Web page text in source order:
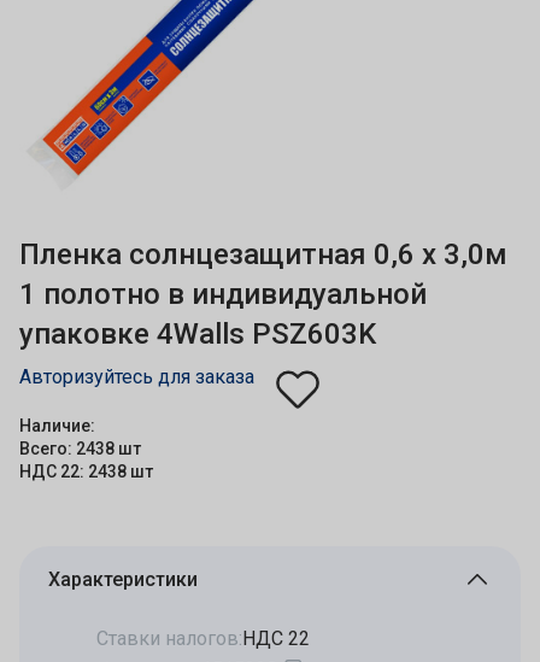
Пленка солнцезащитная 0,6 х 3,0м
1 полотно в индивидуальной
упаковке 4Walls PSZ603K
Авторизуйтесь для заказа
Наличие:
Всего: 2438 шт
НДС 22: 2438 шт
Характеристики
Ставки налогов:НДС 22